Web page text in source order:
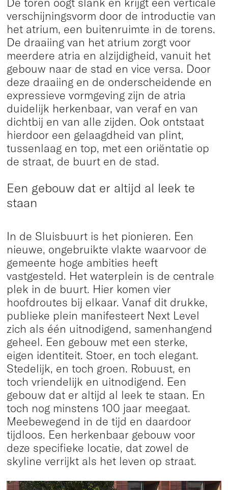
verschijningsvorm door de introductie van
het atrium, een buitenruimte in de torens.
De draaiing van het atrium zorgt voor
meerdere atria en alzijdigheid, vanuit het
gebouw naar de stad en vice versa. Door
deze draaiing en de onderscheidende en
expressieve vormgeving zijn de atria
duidelijk herkenbaar, van veraf en van
dichtbij en van alle zijden. Ook ontstaat
hierdoor een gelaagdheid van plint,
tussenlaag en top, met een oriëntatie op
de straat, de buurt en de stad.
Een gebouw dat er altijd al leek te
staan
In de Sluisbuurt is het pionieren. Een
nieuwe, ongebruikte vlakte waarvoor de
gemeente hoge ambities heeft
vastgesteld. Het waterplein is de centrale
plek in de buurt. Hier komen vier
hoofdroutes bij elkaar. Vanaf dit drukke,
publieke plein manifesteert Next Level
zich als één uitnodigend, samenhangend
geheel. Een gebouw met een sterke,
eigen identiteit. Stoer, en toch elegant.
Stedelijk, en toch groen. Robuust, en
toch vriendelijk en uitnodigend. Een
gebouw dat er altijd al leek te staan. En
toch nog minstens 100 jaar meegaat.
Meebewegend in de tijd en daardoor
tijdloos. Een herkenbaar gebouw voor
deze specifieke locatie, dat zowel de
skyline verrijkt als het leven op straat.